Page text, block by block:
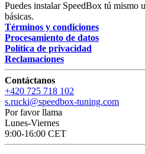
Puedes instalar SpeedBox tú mismo
básicas.
Términos y condiciones
Procesamiento de datos
Política de privacidad
Reclamaciones
Contáctanos
+420 725 718 102
s.rucki@speedbox-tuning.com
Por favor llama
Lunes-Viernes
9:00-16:00 CET